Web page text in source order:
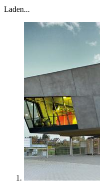
Laden...